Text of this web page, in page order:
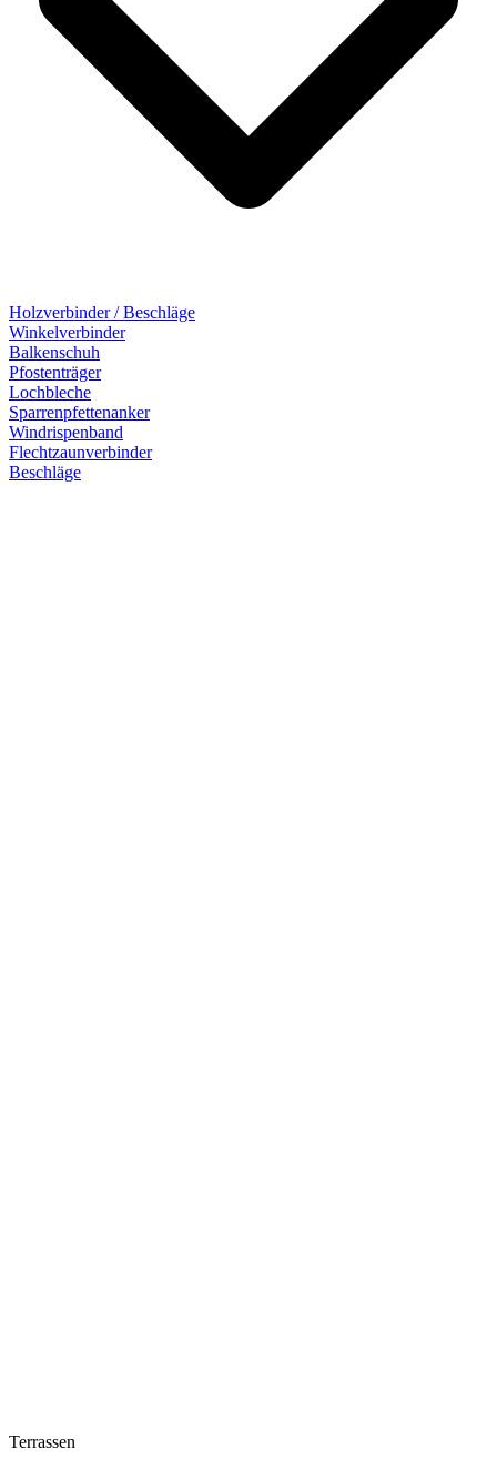
Holzverbinder / Beschläge
Winkelverbinder
Balkenschuh
Pfostenträger
Lochbleche
Sparrenpfettenanker
Windrispenband
Flechtzaunverbinder
Beschläge
Terrassen